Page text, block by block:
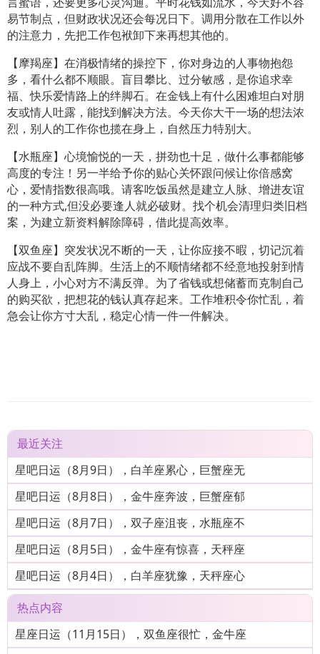
易节制点，但财政状况还会每况日下。调用分散在工作以外
的注意力，先把工作包袱卸下来再想其他的。
【摩羯座】在消极情绪的操控下，你对身边的人事物抱怨
多，看什么都不顺眼。盲目攀比、过分敏感，是你追求幸
福、快乐爱情路上的绊脚石。在金钱上有什么困难坦白对朋
友或情人吐露，能找到解决方法。今天你大干一场的想法浓
烈，别人的工作你也揽在身上，自然压力特别大。
【水瓶座】心境愉悦的一天，拼劲也十足，做什么事都能够
高度的专注！另一半给予你的贴心关怀跟问候让你倍感窝
心，爱情指数很高哦。请客吃饭虽然是建立人脉、增进友谊
的一种方式,但没必要逢人就必破财。找个机会清理归类旧档
案，为建立新资料解除障碍，借此提高效率。
【双鱼座】突发状况不断的一天，让你应接不暇，切记沉着
应战不要自乱阵脚。生活上的不顺情绪都不经意地投射到情
人身上，小心对方不满反弹。为了省钱或想储蓄而克制自己
的购买欲，把想花的钱认真存起来。工作堆积令你忙乱，着
急会让你方寸大乱，稳定心情一件一件解决。
最近关注
星吧日运（8月9日），白羊座累心，巨蟹座无
星吧日运（8月8日），金牛座奔波，巨蟹座郁
星吧日运（8月7日），双子座沮丧，水瓶座不
星吧日运（8月5日），金牛座有惊喜，天秤座
星吧日运（8月4日），白羊座犹豫，天秤座心
热点内容
星座日运（11月15日），双鱼座很忙，金牛座